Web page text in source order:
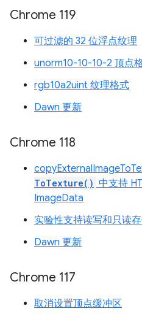
Chrome 119
可过滤的 32 位浮点纹理
unorm10-10-10-2 顶点
rgb10a2uint 纹理格式
Dawn 更新
Chrome 118
ToTexture() 中支持
ImageData
实验性支持读写和只读
Dawn 更新
Chrome 117
取消设置顶点缓冲区